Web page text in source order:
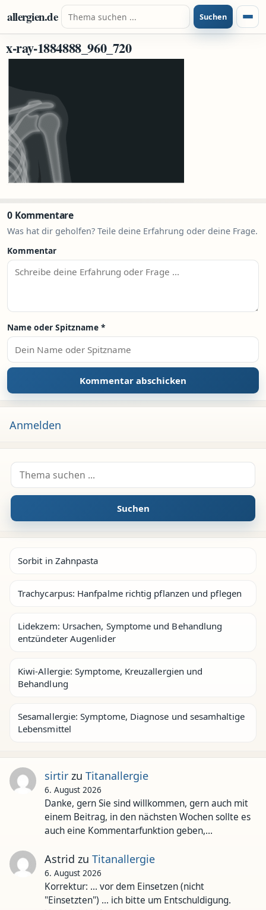
Zum Inhalt springen
allergien.de Suche nach: Suchen
x-ray-1884888_960_720
0 Kommentare
Was hat dir geholfen? Teile deine Erfahrung oder deine Frage.
Kommentar
Name oder Spitzname *
Anmelden
Suche nach:
Suchen
Sorbit in Zahnpasta
Trachycarpus: Hanfpalme richtig pflanzen und pflegen
Lidekzem: Ursachen, Symptome und Behandlung
entzündeter Augenlider
Kiwi-Allergie: Symptome, Kreuzallergien und
Behandlung
Sesamallergie: Symptome, Diagnose und sesamhaltige
Lebensmittel
sirtirzu Titanallergie
6. August 2026
Danke, gern Sie sind willkommen, gern auch mit
einem Beitrag, in den nächsten Wochen sollte es
auch eine Kommentarfunktion geben,…
Astrid zu Titanallergie
6. August 2026
Korrektur: ... vor dem Einsetzen (nicht
"Einsetzten") ... ich bitte um Entschuldigung.